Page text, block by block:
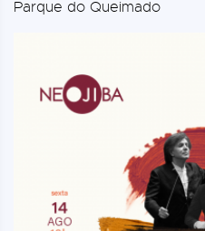
Parque do Queimado